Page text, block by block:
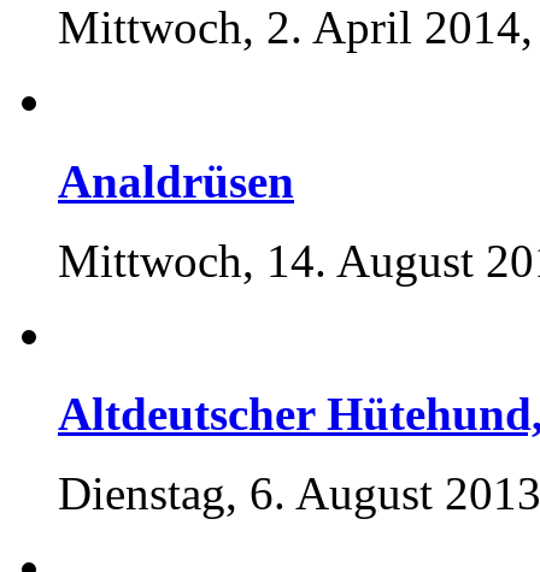
Mittwoch, 2. April
Analdrüsen
Mittwoch, 14. August
Altdeutscher
Dienstag, 6. August